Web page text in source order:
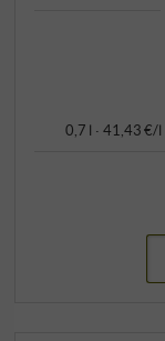
0,7 l · 41,43 €/l